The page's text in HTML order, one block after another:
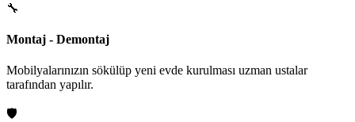
🔧
Montaj - Demontaj
Mobilyalarınızın sökülüp yeni evde kurulması uzman ustalar
tarafından yapılır.
🛡️